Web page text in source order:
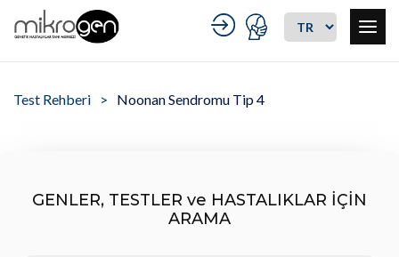
Test Rehberi Noonan Sendromu Tip 4
GENLER, TESTLER ve HASTALIKLAR İÇİN
ARAMA